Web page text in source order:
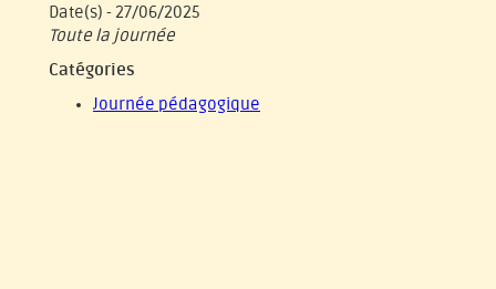
Date(s) - 27/06/2025
Toute la journée
Catégories
Journée pédagogique